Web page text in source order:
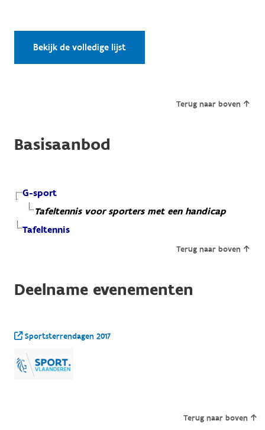
Bekijk de volledige lijst
Terug naar boven
Basisaanbod
G-sport
Tafeltennis voor sporters met een handicap
Tafeltennis
Terug naar boven
Deelname evenementen
Sportsterrendagen 2017
Terug naar boven